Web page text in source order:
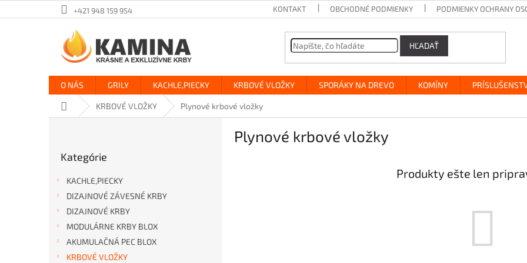
na
+421 948 159 954 KONTAKT OBCHODNÉ PODMIENKY PODMIENKY OCHRANY
HĽADAŤ
O NÁS GRILY KACHLE,PIECKY KRBOVÉ VLOŽKY SPORÁKY NA DREVO KOMÍNY
DomovKRBOVÉ VLOŽKY Plynové krbové vložky
kategórie
Kategórie
KACHLE,PIECKY
DIZAJNOVÉ ZÁVESNÉ KRBY
DIZAJNOVÉ KRBY
MODULÁRNE KRBY BLOX
AKUMULAČNÁ PEC BLOX
KRBOVÉ VLOŽKY
Plynové krbové vložky
Produkty ešte len